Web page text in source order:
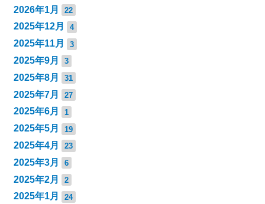
2026年1月 22
2025年12月 4
2025年11月 3
2025年9月 3
2025年8月 31
2025年7月 27
2025年6月 1
2025年5月 19
2025年4月 23
2025年3月 6
2025年2月 2
2025年1月 24